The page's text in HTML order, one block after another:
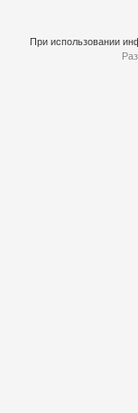
При использовании